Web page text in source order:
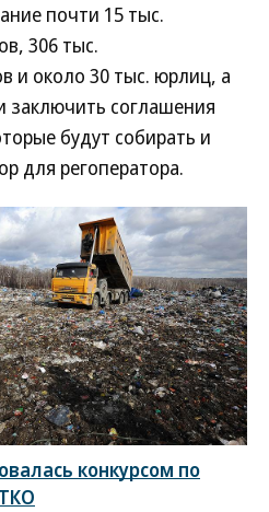
почти 15 тыс.
306 тыс.
и около 30 тыс. юрлиц, а
заключить соглашения
будут собирать и
для регоператора.
конкурсом по